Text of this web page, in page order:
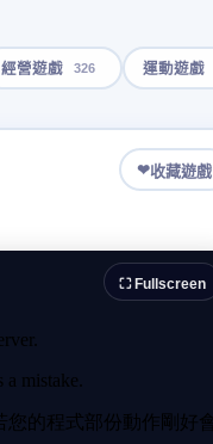
經營遊戲 326 運動遊戲
❤收藏遊戲
⛶ Fullscreen